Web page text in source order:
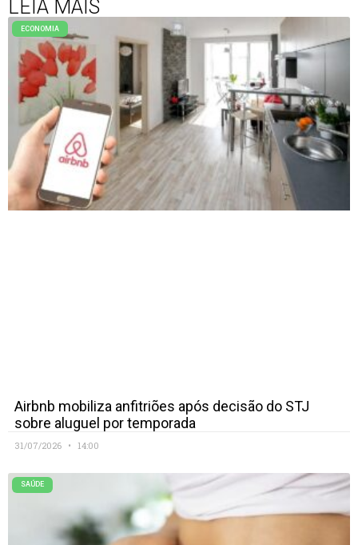
LEIA MAIS
ECONOMIA
Airbnb mobiliza anfitriões após decisão do STJ
sobre aluguel por temporada
31/07/2026 14:00
SAÚDE